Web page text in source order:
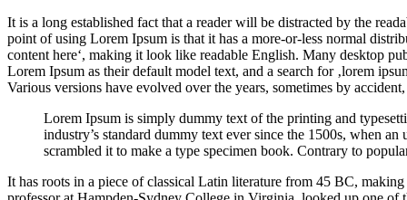
It is a long established fact that a reader will be distracted by the
point of using Lorem Ipsum is that it has a more-or-less normal
content here‘, making it look like readable English. Many desktop
Lorem Ipsum as their default model text, and a search for ‚lorem
Various versions have evolved over the years, sometimes by
Lorem Ipsum is simply dummy text of the printing and
industry’s standard dummy text ever since the 1500s, when
scrambled it to make a type specimen book. Contrary to
It has roots in a piece of classical Latin literature from 45 BC,